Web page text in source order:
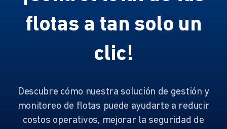
flotas a tan solo un
clic!
Descubre cómo nuestra solución de gestión y
monitoreo de flotas puede ayudarte a reducir
costos operativos, mejorar la seguridad de